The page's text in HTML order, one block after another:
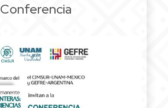
Conferencia